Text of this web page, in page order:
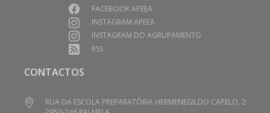
FACEBOOK APEEA
INSTAGRAM APEEA
INSTAGRAM DO AGRUPAMENTO
RSS
CONTACTOS
RUA DA ESCOLA PREPARATÓRIA HERMENEGILDO CAPELO, 2